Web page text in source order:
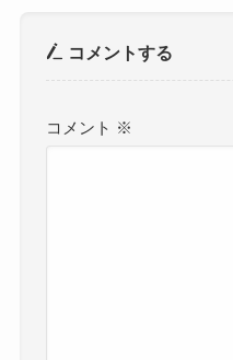
コメントする
コメント ※